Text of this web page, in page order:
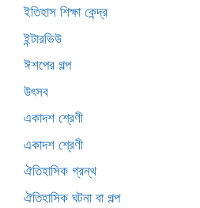
ইতিহাস শিক্ষা কেন্দ্র
ইন্টারভিউ
ঈশপের গল্প
উৎসব
একাদশ শ্রেণী
একাদশ শ্রেণী
ঐতিহাসিক গ্রন্থ
ঐতিহাসিক ঘটনা বা গল্প